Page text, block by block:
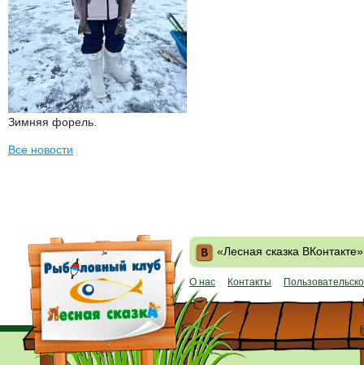
Зимняя форель.
Все новости
«Лесная сказка ВКонтакте»
О нас Контакты